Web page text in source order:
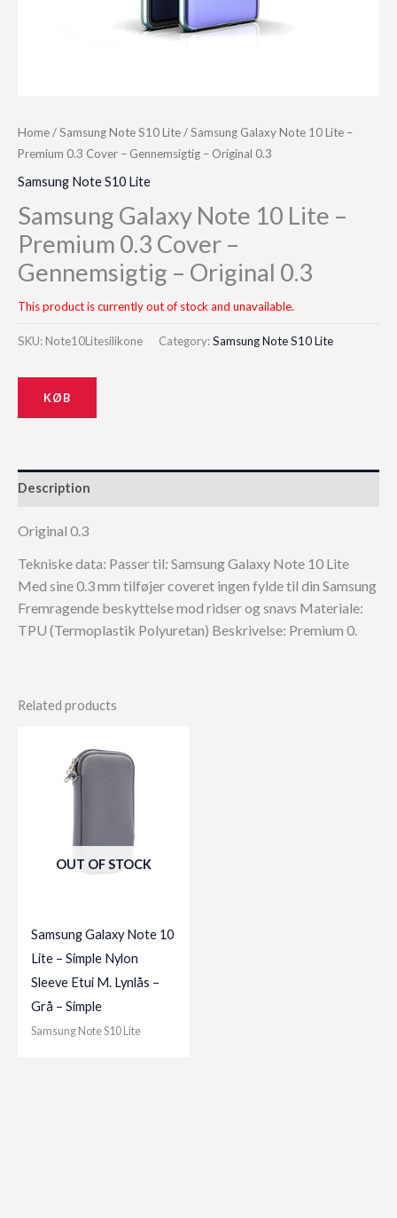
Home/Samsung Note S10 Lite/ Samsung Galaxy Note 10 Lite –
Premium 0.3 Cover – Gennemsigtig – Original 0.3
Samsung Note S10 Lite
Samsung Galaxy Note 10 Lite –
Premium 0.3 Cover –
Gennemsigtig – Original 0.3
This product is currently out of stock and unavailable.
SKU: Note10Litesilikone Category:Samsung Note S10 Lite
KØB
Description
Original 0.3
Tekniske data: Passer til: Samsung Galaxy Note 10 Lite
Med sine 0.3 mm tilføjer coveret ingen fylde til din Samsung
Fremragende beskyttelse mod ridser og snavs Materiale:
TPU (Termoplastik Polyuretan) Beskrivelse: Premium 0.
Related products
OUT OF STOCK
Samsung Galaxy Note 10
Lite – Simple Nylon
Sleeve Etui M. Lynlås –
Grå – Simple
Samsung Note S10 Lite